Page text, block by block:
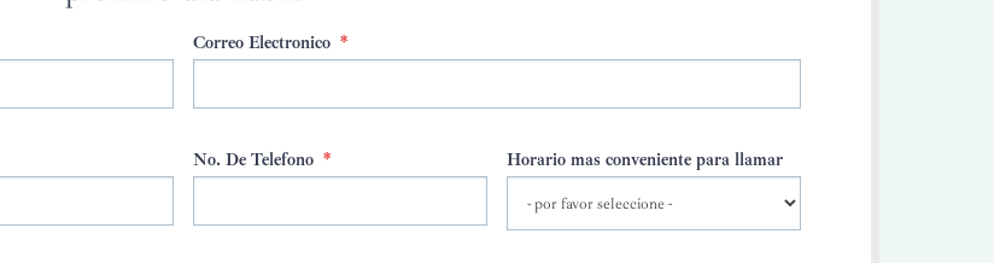
Correo Electronico *
No. De Telefono * Horario mas conveniente para llamar